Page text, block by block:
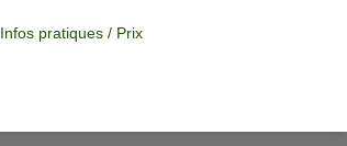
Infos pratiques / Prix